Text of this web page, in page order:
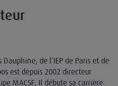
de l’IEP de Paris et de
est depuis 2002 directeur
MACSF. Il débute sa carrière